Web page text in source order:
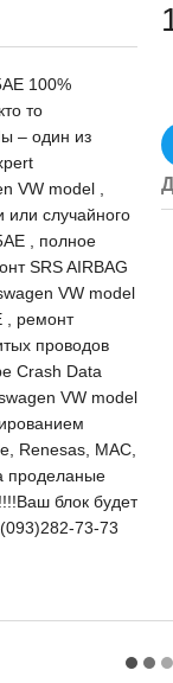
100%
то
– один из
VW model ,
или случайного
, полное
SRS AIRBAG
VW model
, ремонт
проводов
Crash Data
VW model
Renesas, MAC,
проделаные
блок будет
73-73